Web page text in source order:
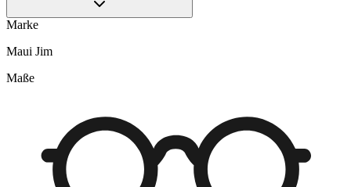
Marke
Maui Jim
Maße